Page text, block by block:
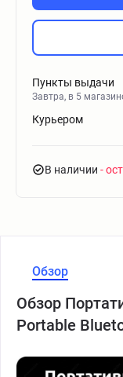
Пункты выдачи
Завтра, в 5
Курьером
В наличии -
Обзор
Обзор
Portable